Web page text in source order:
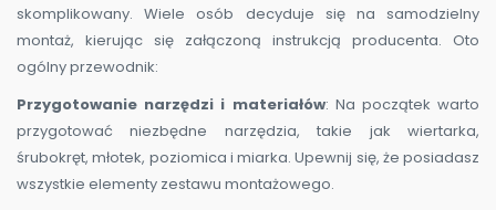
skomplikowany. Wiele osób decyduje się na samodzielny
montaż, kierując się załączoną instrukcją producenta. Oto
ogólny przewodnik:
Przygotowanie narzędzi i materiałów: Na początek warto
przygotować niezbędne narzędzia, takie jak wiertarka,
śrubokręt, młotek, poziomica i miarka. Upewnij się, że posiadasz
wszystkie elementy zestawu montażowego.